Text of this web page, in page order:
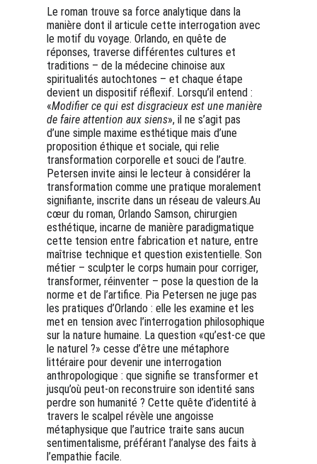
Le roman trouve sa force analytique dans la
manière dont il articule cette interrogation avec
le motif du voyage. Orlando, en quête de
réponses, traverse différentes cultures et
traditions – de la médecine chinoise aux
spiritualités autochtones – et chaque étape
devient un dispositif réflexif. Lorsqu’il entend :
«Modifier ce qui est disgracieux est une manière
de faire attention aux siens», il ne s’agit pas
d’une simple maxime esthétique mais d’une
proposition éthique et sociale, qui relie
transformation corporelle et souci de l’autre.
Petersen invite ainsi le lecteur à considérer la
transformation comme une pratique moralement
signifiante, inscrite dans un réseau de valeurs.Au
cœur du roman, Orlando Samson, chirurgien
esthétique, incarne de manière paradigmatique
cette tension entre fabrication et nature, entre
maîtrise technique et question existentielle. Son
métier – sculpter le corps humain pour corriger,
transformer, réinventer – pose la question de la
norme et de l’artifice. Pia Petersen ne juge pas
les pratiques d’Orlando : elle les examine et les
met en tension avec l’interrogation philosophique
sur la nature humaine. La question «qu’est-ce que
le naturel ?» cesse d’être une métaphore
littéraire pour devenir une interrogation
anthropologique : que signifie se transformer et
jusqu’où peut-on reconstruire son identité sans
perdre son humanité ? Cette quête d’identité à
travers le scalpel révèle une angoisse
métaphysique que l’autrice traite sans aucun
sentimentalisme, préférant l’analyse des faits à
l’empathie facile.